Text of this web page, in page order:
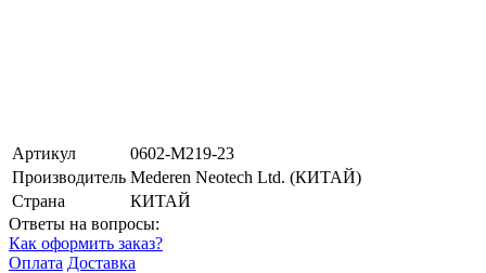
Артикул
0602-M219-23
Производитель Mederen Neotech Ltd. (КИТАЙ)
Страна
КИТАЙ
Ответы на вопросы:
Как оформить заказ?
Оплата Доставка